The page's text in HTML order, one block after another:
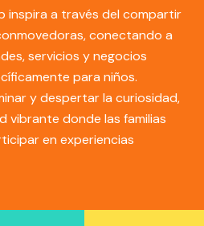
inspira a través del compartir
conectando a
servicios y negocios
para niños.
y despertar la curiosidad,
vibrante donde las familias
en experiencias